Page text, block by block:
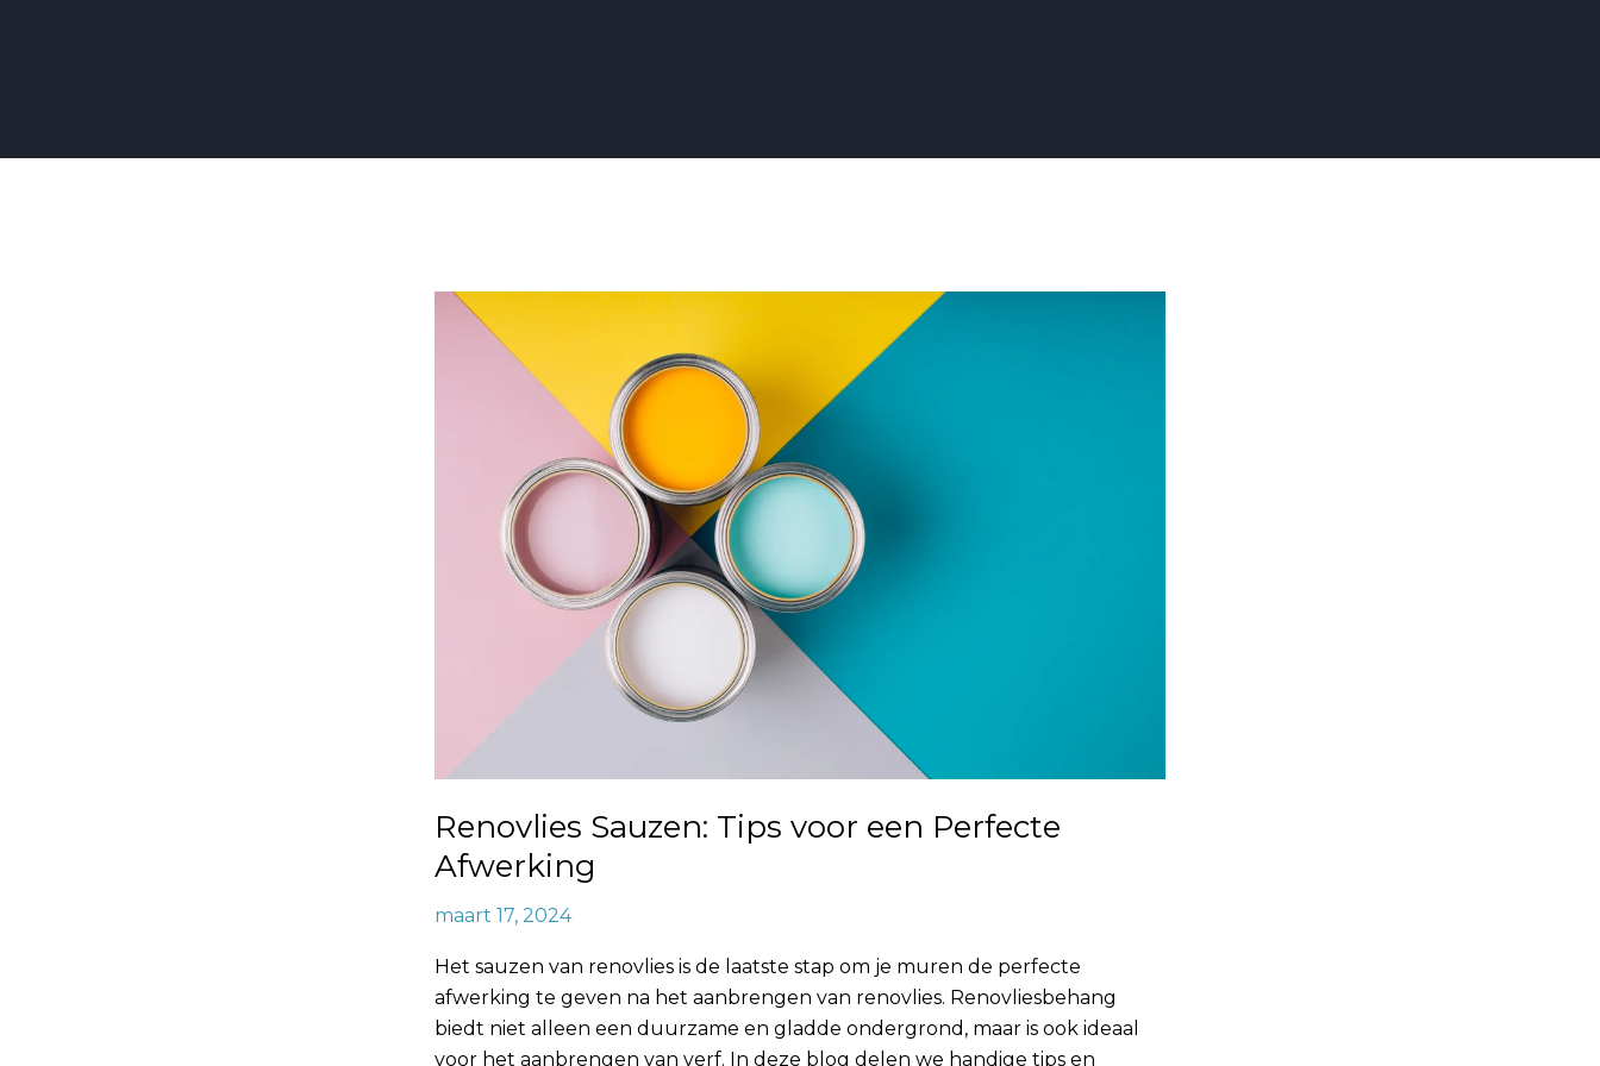
Renovlies Sauzen: Tips voor een Perfecte
Afwerking
maart 17, 2024
Het sauzen van renovlies is de laatste stap om je muren de perfecte
afwerking te geven na het aanbrengen van renovlies. Renovliesbehang
biedt niet alleen een duurzame en gladde ondergrond, maar is ook ideaal
voor het aanbrengen van verf. In deze blog delen we handige tips en
Renovlies
Sauzen:
Afwerking